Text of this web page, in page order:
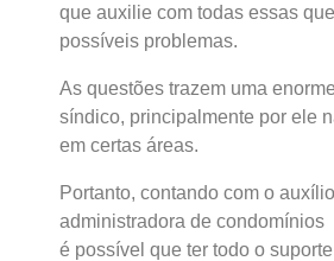
que auxilie com todas essas
possíveis problemas.
As questões trazem uma
síndico, principalmente por ele
em certas áreas.
Portanto, contando com o
administradora de condomínios
é possível que ter todo o